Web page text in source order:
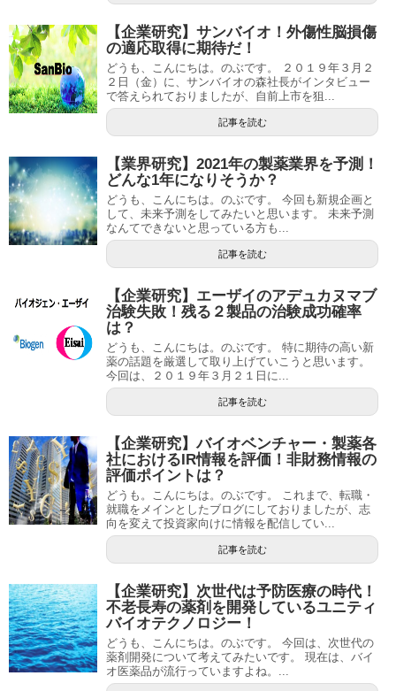
【企業研究】サンバイオ！外傷性脳損傷
の適応取得に期待だ！
どうも、こんにちは。のぶです。 ２０１９年３月２
２日（金）に、サンバイオの森社長がインタビュー
で答えられておりましたが、自前上市を狙...
記事を読む
【業界研究】2021年の製薬業界を予測！
どんな1年になりそうか？
どうも、こんにちは。のぶです。 今回も新規企画と
して、未来予測をしてみたいと思います。 未来予測
なんてできないと思っている方も...
記事を読む
【企業研究】エーザイのアデュカヌマブ
治験失敗！残る２製品の治験成功確率
は？
どうも、こんにちは。のぶです。 特に期待の高い新
薬の話題を厳選して取り上げていこうと思います。
今回は、２０１９年３月２１日に...
記事を読む
【企業研究】バイオベンチャー・製薬各
社におけるIR情報を評価！非財務情報の
評価ポイントは？
どうも。こんにちは。のぶです。 これまで、転職・
就職をメインとしたブログにしておりましたが、志
向を変えて投資家向けに情報を配信してい...
記事を読む
【企業研究】次世代は予防医療の時代！
不老長寿の薬剤を開発しているユニティ
バイオテクノロジー！
どうも、こんにちは。のぶです。 今回は、次世代の
薬剤開発について考えてみたいです。 現在は、バイ
オ医薬品が流行っていますよね。...